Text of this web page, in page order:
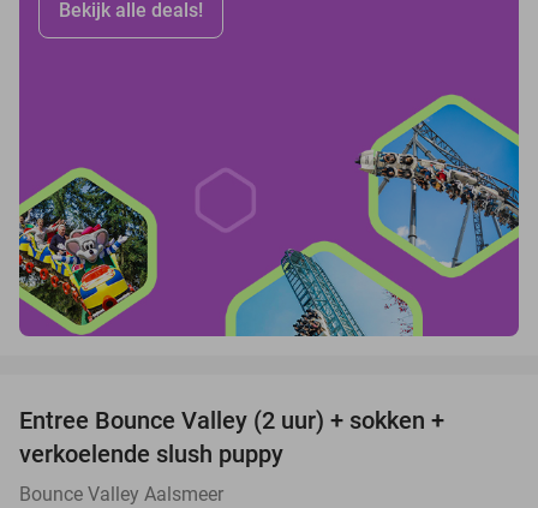
Bekijk alle deals!
Entree Bounce Valley (2 uur) + sokken +
verkoelende slush puppy
Bounce Valley Aalsmeer